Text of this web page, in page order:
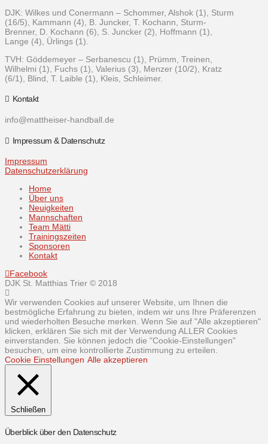
DJK: Wilkes und Conermann – Schommer, Alshok (1), Sturm
(16/5), Kammann (4), B. Juncker, T. Kochann, Sturm-
Brenner, D. Kochann (6), S. Juncker (2), Hoffmann (1),
Lange (4), Ürlings (1).
TVH: Göddemeyer – Serbanescu (1), Prümm, Treinen,
Wilhelmi (1), Fuchs (1), Valerius (3), Menzer (10/2), Kratz
(6/1), Blind, T. Laible (1), Kleis, Schleimer.
Kontakt
info@mattheiser-handball.de
Impressum & Datenschutz
Impressum
Datenschutzerklärung
Home
Über uns
Neuigkeiten
Mannschaften
Team Mätti
Trainingszeiten
Sponsoren
Kontakt
Facebook
DJK St. Matthias Trier © 2018
Wir verwenden Cookies auf unserer Website, um Ihnen die
bestmögliche Erfahrung zu bieten, indem wir uns Ihre Präferenzen
und wiederholten Besuche merken. Wenn Sie auf "Alle akzeptieren"
klicken, erklären Sie sich mit der Verwendung ALLER Cookies
einverstanden. Sie können jedoch die "Cookie-Einstellungen"
besuchen, um eine kontrollierte Zustimmung zu erteilen.
Cookie Einstellungen Alle akzeptieren
Schließen
Überblick über den Datenschutz